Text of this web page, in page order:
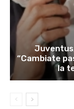
“Cambiate
la